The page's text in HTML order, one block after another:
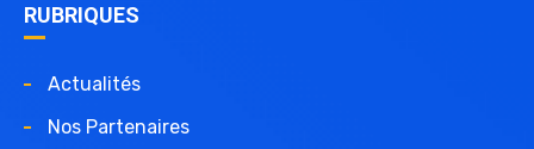
RUBRIQUES
Actualités
Nos Partenaires